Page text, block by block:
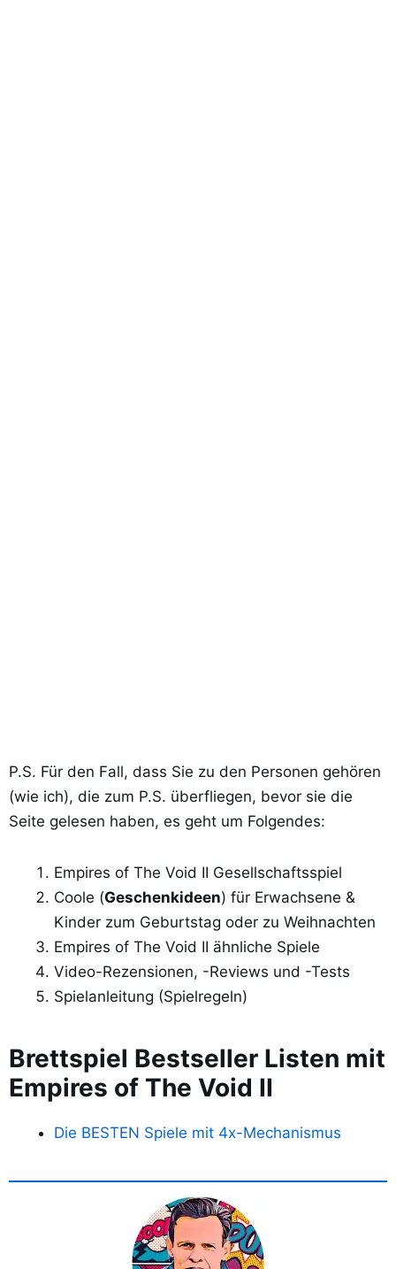
P.S. Für den Fall, dass Sie zu den Personen gehören
(wie ich), die zum P.S. überfliegen, bevor sie die
Seite gelesen haben, es geht um Folgendes:
Empires of The Void II Gesellschaftsspiel
Coole (Geschenkideen) für Erwachsene &
Kinder zum Geburtstag oder zu Weihnachten
Empires of The Void II ähnliche Spiele
Video-Rezensionen, -Reviews und -Tests
Spielanleitung (Spielregeln)
Brettspiel Bestseller Listen mit
Empires of The Void II
Die BESTEN Spiele mit 4x-Mechanismus